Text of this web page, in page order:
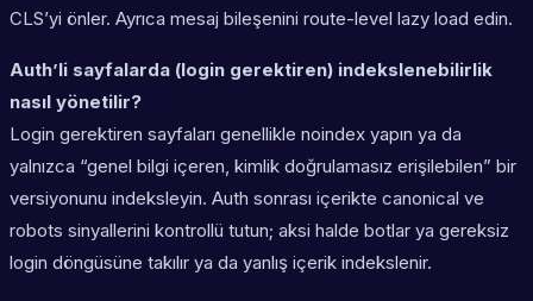
CLS’yi önler. Ayrıca mesaj bileşenini route-level lazy load edin.
Auth’li sayfalarda (login gerektiren) indekslenebilirlik
nasıl yönetilir?
Login gerektiren sayfaları genellikle noindex yapın ya da
yalnızca “genel bilgi içeren, kimlik doğrulamasız erişilebilen” bir
versiyonunu indeksleyin. Auth sonrası içerikte canonical ve
robots sinyallerini kontrollü tutun; aksi halde botlar ya gereksiz
login döngüsüne takılır ya da yanlış içerik indekslenir.